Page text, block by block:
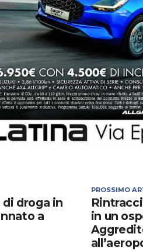
PROSSIMO
in un
di droga in
a